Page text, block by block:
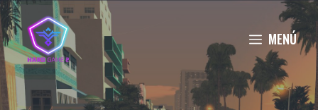
Saltar
al
contenido
MENÚ